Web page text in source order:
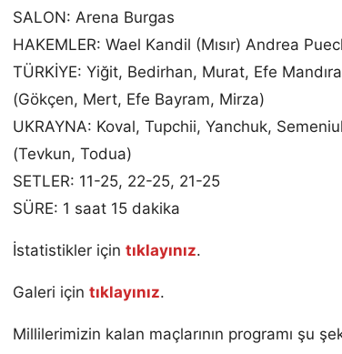
SALON: Arena Burgas
HAKEMLER: Wael Kandil (Mısır) Andrea
TÜRKİYE: Yiğit, Bedirhan, Murat, Efe
(Gökçen, Mert, Efe Bayram, Mirza)
UKRAYNA: Koval, Tupchii, Yanchuk,
(Tevkun, Todua)
SETLER: 11-25, 22-25, 21-25
SÜRE: 1 saat 15 dakika
İstatistikler için tıklayınız.
Galeri için tıklayınız.
Millilerimizin kalan maçlarının programı şu